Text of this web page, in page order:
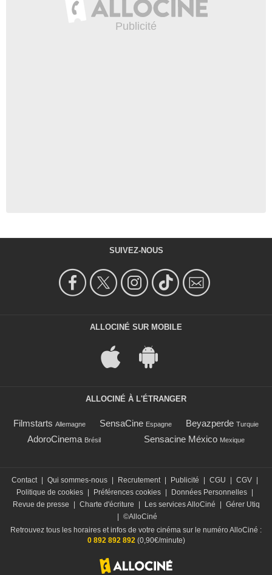
SUIVEZ-NOUS
ALLOCINÉ SUR MOBILE
ALLOCINÉ À L'ÉTRANGER
Filmstarts Allemagne SensaCine Espagne Beyazperde Turquie
AdoroCinema Brésil Sensacine México Mexique
Contact | Qui sommes-nous | Recrutement | Publicité | CGU | CGV |
Politique de cookies | Préférences cookies | Données Personnelles |
Revue de presse
| Charte d'écriture | Les services AlloCiné | Gérer Utiq
| ©AlloCiné
Retrouvez tous les horaires et infos de votre cinéma sur le numéro AlloCiné :
0 892 892 892 (0,90€/minute)